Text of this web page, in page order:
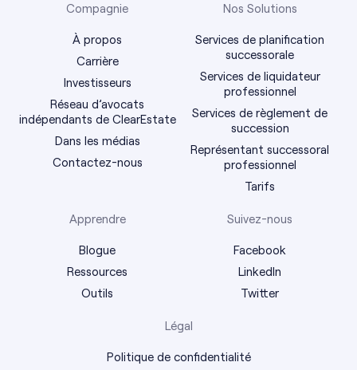
Compagnie
À propos
Carrière
Investisseurs
Réseau d’avocats
indépendants de ClearEstate
Dans les médias
Contactez-nous
Nos Solutions
Services de planification
successorale
Services de liquidateur
professionnel
Services de règlement de
succession
Représentant successoral
professionnel
Tarifs
Apprendre
Blogue
Ressources
Outils
Suivez-nous
Facebook
LinkedIn
Twitter
Légal
Politique de confidentialité